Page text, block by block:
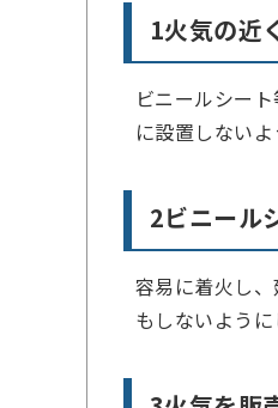
1火気の近
ビニールシー
に設置しないよ
2ビニール
容易に着火し
もしないように